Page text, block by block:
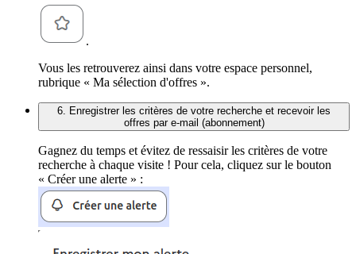
.
Vous les retrouverez ainsi dans votre espace personnel,
rubrique « Ma sélection d'offres ».
6. Enregistrer les critères de votre recherche et recevoir les
offres par e-mail (abonnement)
Gagnez du temps et évitez de ressaisir les critères de votre
recherche à chaque visite ! Pour cela, cliquez sur le bouton
« Créer une alerte » :